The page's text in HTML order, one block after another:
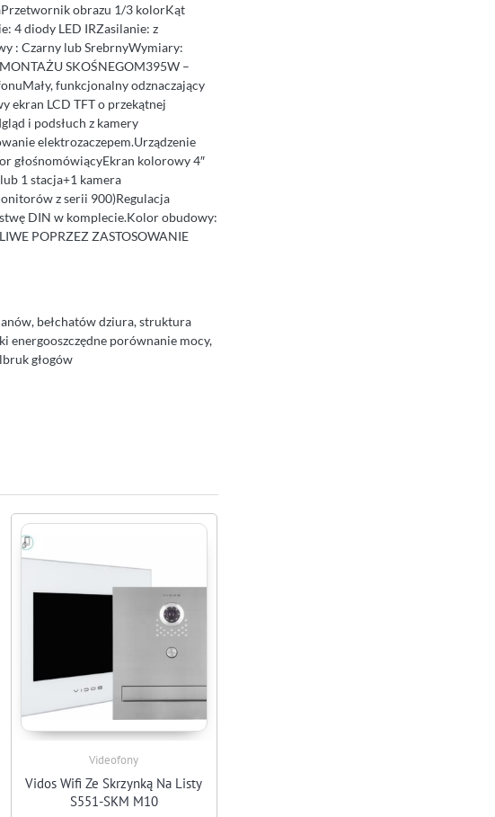
obrazu 1/3 kolorKąt
4 diody LED IRZasilanie: z
: Czarny lub SrebrnyWymiary:
SKOŚNEGOM395W –
funkcjonalny odznaczający
ekran LCD TFT o przekątnej
i podsłuch z kamery
elektrozaczepem.Urządzenie
głośnomówiącyEkran kolorowy 4″
1 stacja+1 kamera
z serii 900)Regulacja
DIN w komplecie.Kolor obudowy:
POPRZEZ ZASTOSOWANIE
bełchatów dziura, struktura
energooszczędne porównanie mocy,
głogów
Videofony
Vidos Wifi Ze Skrzynką Na Listy
S551-SKM M10